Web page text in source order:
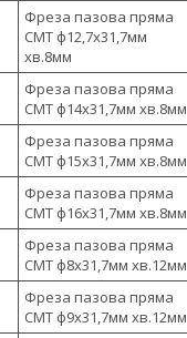
Фреза пазова пряма
CMT ф12,7х31,7мм
хв.8мм
Фреза пазова пряма
CMT ф14х31,7мм хв.8мм
Фреза пазова пряма
CMT ф15х31,7мм хв.8мм
Фреза пазова пряма
CMT ф16х31,7мм хв.8мм
Фреза пазова пряма
CMT ф8х31,7мм хв.12мм
Фреза пазова пряма
CMT ф9х31,7мм хв.12мм